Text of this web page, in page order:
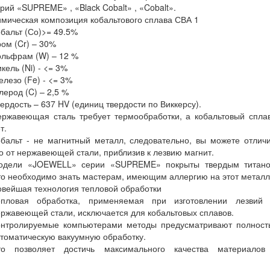
«SUPREME» , «Black Cobalt» , «Cobalt».
композиция кобальтового сплава СВА 1
(Со)>= 49.5%
(Cr) – 30%
(W) – 12 %
(Ni) - <= 3%
(Fe) - <= 3%
(C) – 2,5 %
– 637 HV (единиц твердости по Виккерсу).
сталь требует термообработки, а кобальтовый
- не магнитный металл, следовательно, вы можете
от нержавеющей стали, приблизив к лезвию магнит.
«JOEWELL» серии «SUPREME» покрыты твердым
необходимо знать мастерам, имеющим аллергию на этот
технология тепловой обработки
обработка, применяемая при изготовлении лезвий
стали, исключается для кобальтовых сплавов.
компьютерами методы предусматривают
вакуумную обработку.
позволяет достичь максимального качества